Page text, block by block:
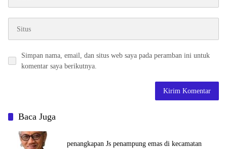
Simpan nama, email, dan situs web saya pada peramban ini untuk
komentar saya berikutnya.
Baca Juga
penangkapan Js penampung emas di kecamatan